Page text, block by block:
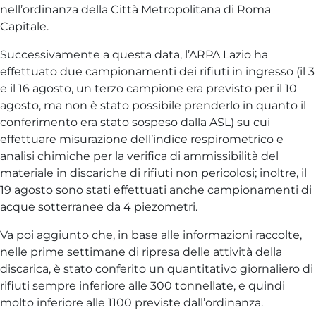
nell’ordinanza della Città Metropolitana di Roma
Capitale.
Successivamente a questa data, l’ARPA Lazio ha
effettuato due campionamenti dei rifiuti in ingresso (il 3
e il 16 agosto, un terzo campione era previsto per il 10
agosto, ma non è stato possibile prenderlo in quanto il
conferimento era stato sospeso dalla ASL) su cui
effettuare misurazione dell’indice respirometrico e
analisi chimiche per la verifica di ammissibilità del
materiale in discariche di rifiuti non pericolosi; inoltre, il
19 agosto sono stati effettuati anche campionamenti di
acque sotterranee da 4 piezometri.
Va poi aggiunto che, in base alle informazioni raccolte,
nelle prime settimane di ripresa delle attività della
discarica, è stato conferito un quantitativo giornaliero di
rifiuti sempre inferiore alle 300 tonnellate, e quindi
molto inferiore alle 1100 previste dall’ordinanza.